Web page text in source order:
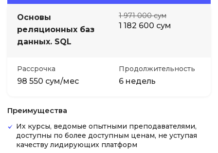
Основы
реляционных баз
данных. SQL
1 971 000 сум
1 182 600 сум
Рассрочка
98 550 сум/мес
Продолжительность
6 недель
Преимущества
Их курсы, ведомые опытными преподавателями,
доступны по более доступным ценам, не уступая
качеству лидирующих платформ